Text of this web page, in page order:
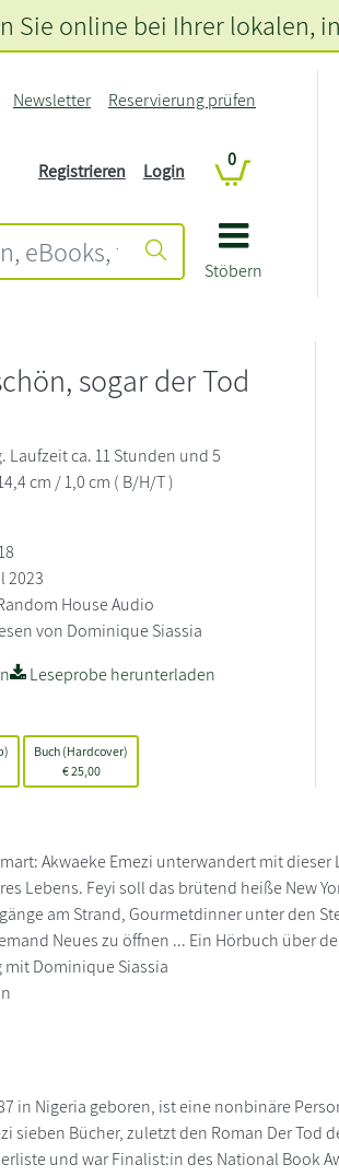
Stöbern
Newsletter Reservierung prüfen
Registrieren Login
0
Sie online bei Ihrer lokalen,
sogar der Tod
Laufzeit ca. 11 Stunden und 5
cm / 1,0 cm ( B/H/T )
2023
House Audio
von Dominique Siassia
Leseprobe herunterladen
Buch (Hardcover)
€25,00
Akwaeke Emezi unterwandert mit
Lebens. Feyi soll das brütend heiße New
am Strand, Gourmetdinner unter den
Neues zu öffnen ... Ein Hörbuch über
mit Dominique Siassia
in Nigeria geboren, ist eine nonbinäre
sieben Bücher, zuletzt den Roman Der Tod
und war Finalist:in des National Book